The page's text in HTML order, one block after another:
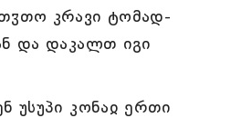
კრავი ტომად-
და დაკალთ იგი
უსუპი კონაჲ ერთი